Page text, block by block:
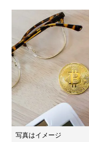
写真はイメージ